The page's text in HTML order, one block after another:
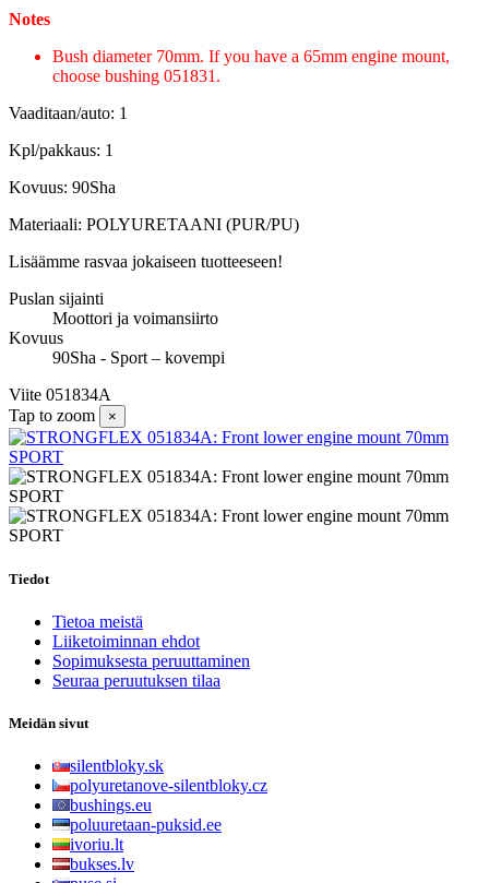
Notes
Bush diameter 70mm. If you have a 65mm engine mount,
choose bushing 051831.
Vaaditaan/auto: 1
Kpl/pakkaus: 1
Kovuus: 90Sha
Materiaali: POLYURETAANI (PUR/PU)
Lisäämme rasvaa jokaiseen tuotteeseen!
Puslan sijainti
Moottori ja voimansiirto
Kovuus
90Sha - Sport – kovempi
Viite 051834A
Tap to zoom
×
Tiedot
Tietoa meistä
Liiketoiminnan ehdot
Sopimuksesta peruuttaminen
Seuraa peruutuksen tilaa
Meidän sivut
silentbloky.sk
polyuretanove-silentbloky.cz
bushings.eu
poluuretaan-puksid.ee
ivoriu.lt
bukses.lv